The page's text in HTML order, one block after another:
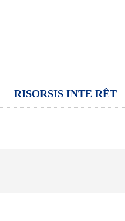
RISORSIS INTE RÊT